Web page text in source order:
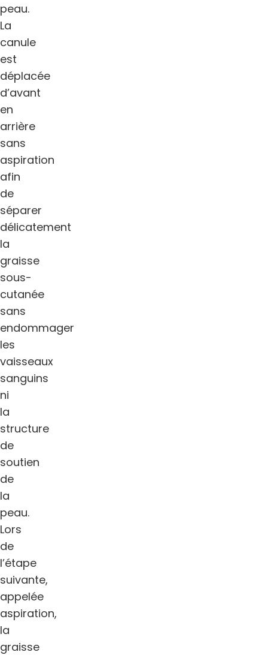
peau.
La
canule
est
déplacée
d’avant
en
arrière
sans
aspiration
afin
de
séparer
délicatement
la
graisse
sous-
cutanée
sans
endommager
les
vaisseaux
sanguins
ni
la
structure
de
soutien
de
la
peau.
Lors
de
l’étape
suivante,
appelée
aspiration,
la
graisse